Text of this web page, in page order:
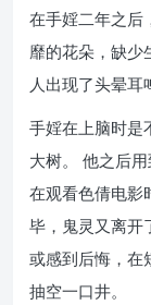
在手婬二年之后
靡的花朵，缺少
人出现了头晕耳
手婬在上脑时是
大树。 他之后用
在观看色倩电影
毕，鬼灵又离开
或感到后悔，在
抽空一口井。